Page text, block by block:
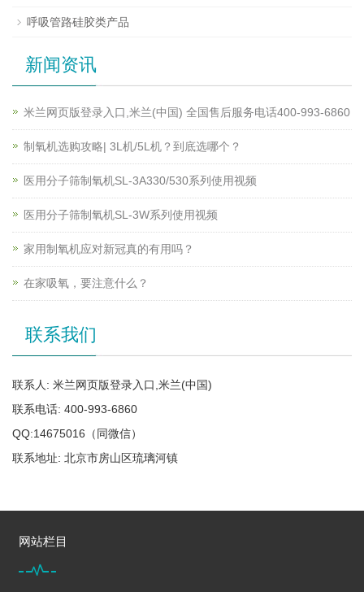
呼吸管路硅胶类产品
新闻资讯
米兰网页版登录入口,米兰(中国) 全国售后服务电话400-993-6860
制氧机选购攻略| 3L机/5L机？到底选哪个？
医用分子筛制氧机SL-3A330/530系列使用视频
医用分子筛制氧机SL-3W系列使用视频
家用制氧机应对新冠真的有用吗？
在家吸氧，要注意什么？
联系我们
联系人: 米兰网页版登录入口,米兰(中国)
联系电话: 400-993-6860
QQ:14675016（同微信）
联系地址: 北京市房山区琉璃河镇
网站栏目